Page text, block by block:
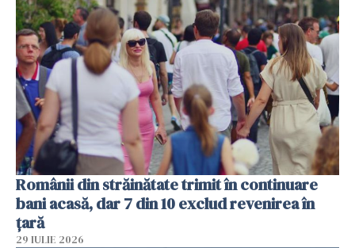
Românii din străinătate trimit în continuare
bani acasă, dar 7 din 10 exclud revenirea în
țară
29 IULIE 2026